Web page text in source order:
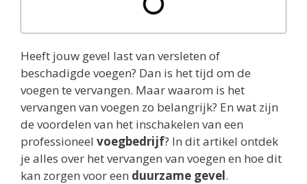
Heeft jouw gevel last van versleten of
beschadigde voegen? Dan is het tijd om de
voegen te vervangen. Maar waarom is het
vervangen van voegen zo belangrijk? En wat zijn
de voordelen van het inschakelen van een
professioneel voegbedrijf? In dit artikel ontdek
je alles over het vervangen van voegen en hoe dit
kan zorgen voor een duurzame gevel.